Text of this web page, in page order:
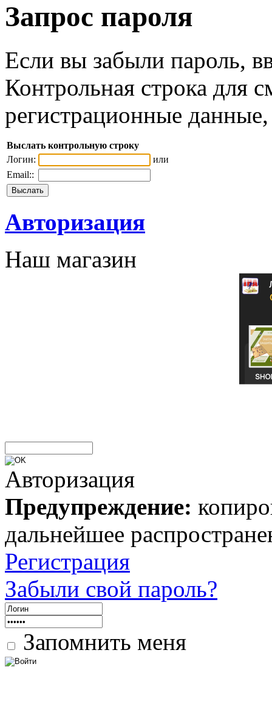
Запрос пароля
Если вы забыли пароль,
Контрольная строка для
регистрационные
Выслать контрольную строку
Логин:
или
Email::
Авторизация
Наш магазин
Авторизация
Предупреждение:
дальнейшее
Регистрация
Забыли свой пароль?
Запомнить меня